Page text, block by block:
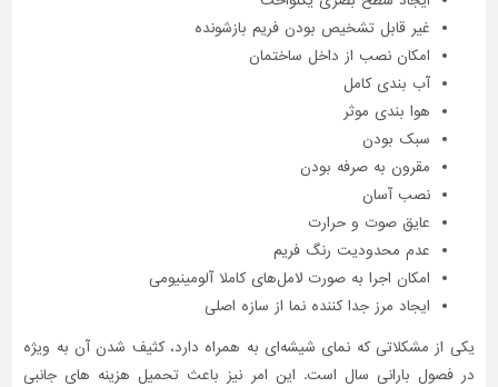
غیر قابل تشخیص بودن فریم بازشونده
امکان نصب از داخل ساختمان
آب ‌بندی کامل
هوا بندی موثر
سبک بودن
مقرون به صرفه بودن
نصب آسان
عایق صوت و حرارت
عدم محدودیت رنگ فریم
امکان اجرا به صورت لامل‌های کاملا آلومینیومی
ایجاد مرز جدا کننده نما از سازه اصلی
یکی از مشکلاتی که نمای شیشه‌ای به همراه دارد، کثیف شدن آن به ویژه
در فصول بارانی سال است. این امر نیز باعث تحمیل هزینه های جانبی